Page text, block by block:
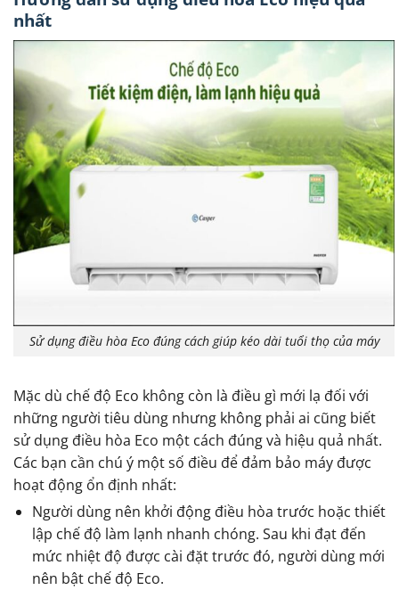
nhất
Sử dụng điều hòa Eco đúng cách giúp kéo dài tuổi thọ của máy
Mặc dù chế độ Eco không còn là điều gì mới lạ đối với
những người tiêu dùng nhưng không phải ai cũng biết
sử dụng điều hòa Eco một cách đúng và hiệu quả nhất.
Các bạn cần chú ý một số điều để đảm bảo máy được
hoạt động ổn định nhất:
Người dùng nên khởi động điều hòa trước hoặc thiết
lập chế độ làm lạnh nhanh chóng. Sau khi đạt đến
mức nhiệt độ được cài đặt trước đó, người dùng mới
nên bật chế độ Eco.